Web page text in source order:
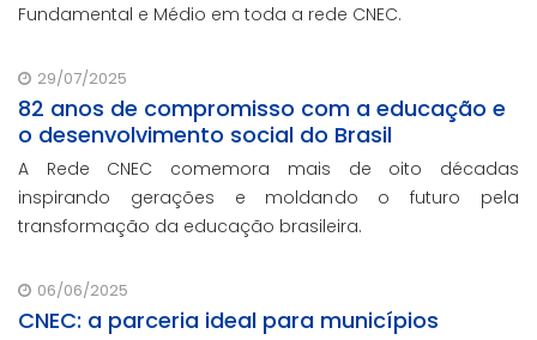
Fundamental e Médio em toda a rede CNEC.
29/07/2025
82 anos de compromisso com a educação e
o desenvolvimento social do Brasil
A Rede CNEC comemora mais de oito décadas
inspirando gerações e moldando o futuro pela
transformação da educação brasileira.
06/06/2025
CNEC: a parceria ideal para municípios